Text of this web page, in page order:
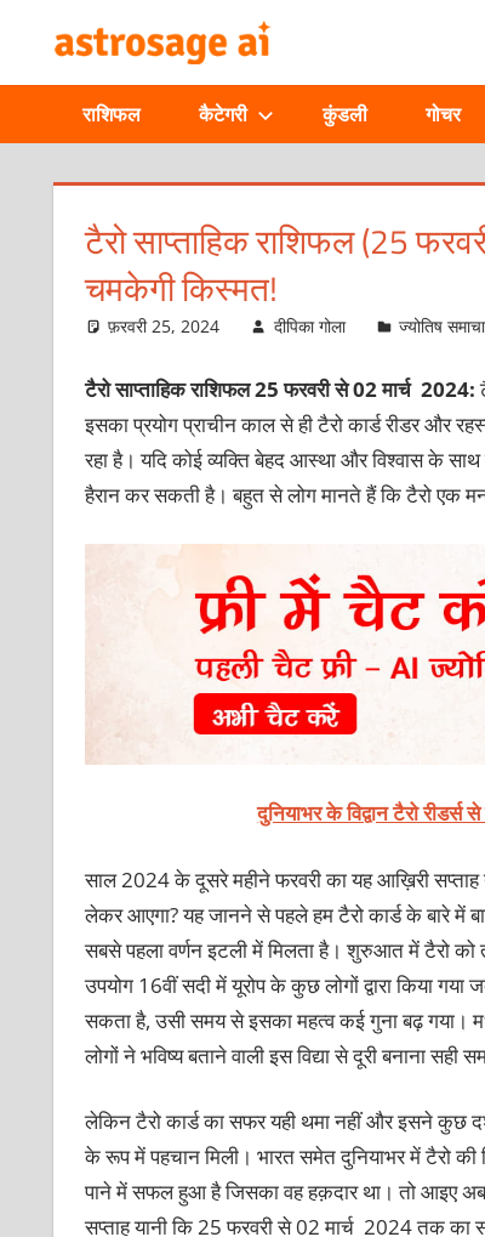
content
JOURNAL
–
राशिफल कैटेगरी कुंडली गोचर
टैरो साप्ताहिक राशिफल (25
चमकेगी किस्मत!
फ़रवरी 25, 2024 दीपिका गोला ज्योतिष
टैरो साप्ताहिक राशिफल 25 फरवरी से 02 मार्च 2024:
इसका प्रयोग प्राचीन काल से ही टैरो कार्ड रीडर और
रहा है। यदि कोई व्यक्ति बेहद आस्था और विश्वास के
हैरान कर सकती है। बहुत से लोग मानते हैं कि टैरो एक
दुनियाभर के विद्वान टैरो
साल 2024 के दूसरे महीने फरवरी का यह आख़िरी
लेकर आएगा? यह जानने से पहले हम टैरो कार्ड के बारे
सबसे पहला वर्णन इटली में मिलता है। शुरुआत में टैरो को
उपयोग 16वीं सदी में यूरोप के कुछ लोगों द्वारा किया
सकता है, उसी समय से इसका महत्व कई गुना बढ़ गया।
लोगों ने भविष्य बताने वाली इस विद्या से दूरी बनाना सही
लेकिन टैरो कार्ड का सफर यही थमा नहीं और इसने कुछ
के रूप में पहचान मिली। भारत समेत दुनियाभर में टैरो की
पाने में सफल हुआ है जिसका वह हक़दार था। तो आइए
सप्ताह यानी कि 25 फरवरी से 02 मार्च 2024 तक का